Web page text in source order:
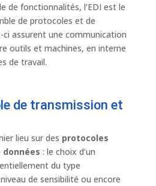
de fonctionnalités, l’EDI est le
de protocoles et de
assurent une communication
outils et machines, en interne
de travail.
de transmission et
lieu sur des protocoles
: le choix d’un
du type
de sensibilité ou encore